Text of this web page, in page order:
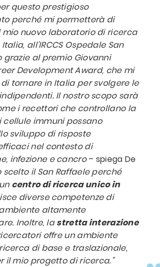
questo prestigioso
perché mi permetterà di
mio nuovo laboratorio di ricerca
all’IRCCS Ospedale San
grazie al premio Giovanni
Development Award, che mi
tornare in Italia per svolgere le
Il nostroscopo sarà
i recettori che controllano la
cellule immuni possano
sviluppo di risposte
nel contesto di
infezione e cancro– spiega De
scelto il San Raffaele perché
centro di ricerca unico in
diverse competenze di
altamente
Inoltre, lastretta interazione
offre un ambiente
di base e traslazionale,
il mio progetto di ricerca.”